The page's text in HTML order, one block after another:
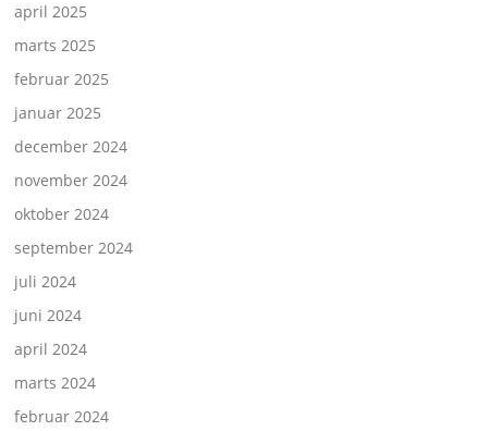
april 2025
marts 2025
februar 2025
januar 2025
december 2024
november 2024
oktober 2024
september 2024
juli 2024
juni 2024
april 2024
marts 2024
februar 2024